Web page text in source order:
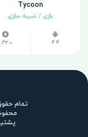
Tycoon
بازی / شبیه سازی
4.4
تمام